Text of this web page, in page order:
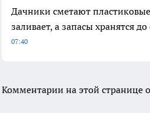
Дачники сметают
заливает, а запасы хранятся
07:40
Комментарии на этой странице